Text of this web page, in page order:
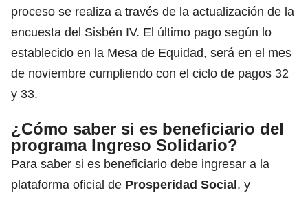
proceso se realiza a través de la actualización de la
encuesta del Sisbén IV. El último pago según lo
establecido en la Mesa de Equidad, será en el mes
de noviembre cumpliendo con el ciclo de pagos 32
y 33.
¿Cómo saber si es beneficiario del
programaIngreso Solidario?
Para saber si es beneficiario debe ingresar a la
plataforma oficial de Prosperidad Social, y